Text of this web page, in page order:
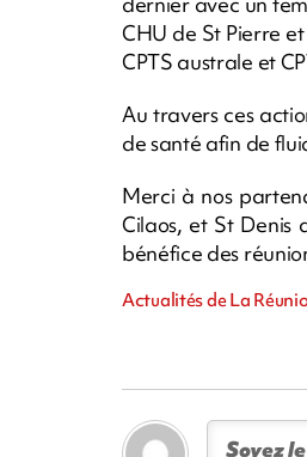
CHU de St Pierre
CPTS australe et
Au travers ces
de santé afin de
Merci à nos
Cilaos, et St Denis
bénéfice des
Actualités de La